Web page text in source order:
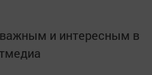
и интересным в